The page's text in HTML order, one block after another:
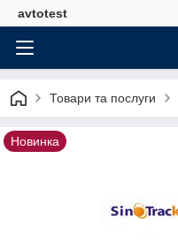
avtotest
Товари та послуги
Новинка